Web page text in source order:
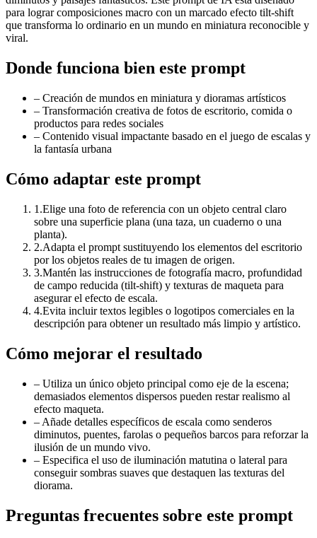
para lograr composiciones macro con un marcado efecto tilt-shift
que transforma lo ordinario en un mundo en miniatura reconocible y
viral.
Donde funciona bien este prompt
– Creación de mundos en miniatura y dioramas artísticos
– Transformación creativa de fotos de escritorio, comida o
productos para redes sociales
– Contenido visual impactante basado en el juego de escalas y
la fantasía urbana
Cómo adaptar este prompt
1 .Elige una foto de referencia con un objeto central claro
sobre una superficie plana (una taza, un cuaderno o una
planta).
2.Adapta el prompt sustituyendo los elementos del escritorio
por los objetos reales de tu imagen de origen.
3.Mantén las instrucciones de fotografía macro, profundidad
de campo reducida (tilt-shift) y texturas de maqueta para
asegurar el efecto de escala.
4.Evita incluir textos legibles o logotipos comerciales en la
descripción para obtener un resultado más limpio y artístico.
Cómo mejorar el resultado
– Utiliza un único objeto principal como eje de la escena;
demasiados elementos dispersos pueden restar realismo al
efecto maqueta.
– Añade detalles específicos de escala como senderos
diminutos, puentes, farolas o pequeños barcos para reforzar la
ilusión de un mundo vivo.
– Especifica el uso de iluminación matutina o lateral para
conseguir sombras suaves que destaquen las texturas del
diorama.
Preguntas frecuentes sobre este prompt